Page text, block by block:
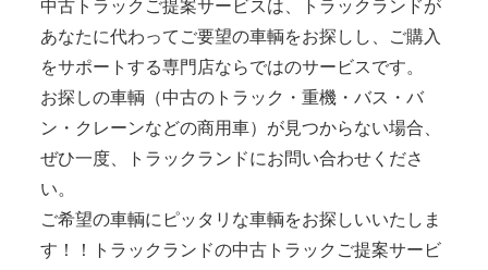
中古トラックご提案サービスは、トラックランドが
あなたに代わってご要望の車輌をお探しし、ご購入
をサポートする専門店ならではのサービスです。
お探しの車輌（中古のトラック・重機・バス・バ
ン・クレーンなどの商用車）が見つからない場合、
ぜひ一度、トラックランドにお問い合わせくださ
い。
ご希望の車輌にピッタリな車輌をお探しいいたしま
す！！トラックランドの中古トラックご提案サービ